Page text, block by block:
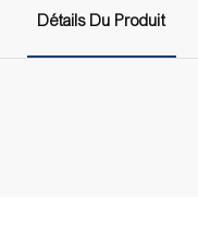
Détails Du Produit